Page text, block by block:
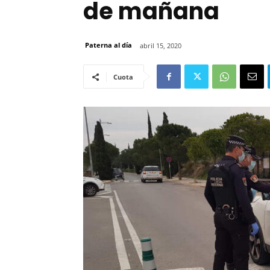
de mañana
Paterna al día abril 15, 2020
Cuota